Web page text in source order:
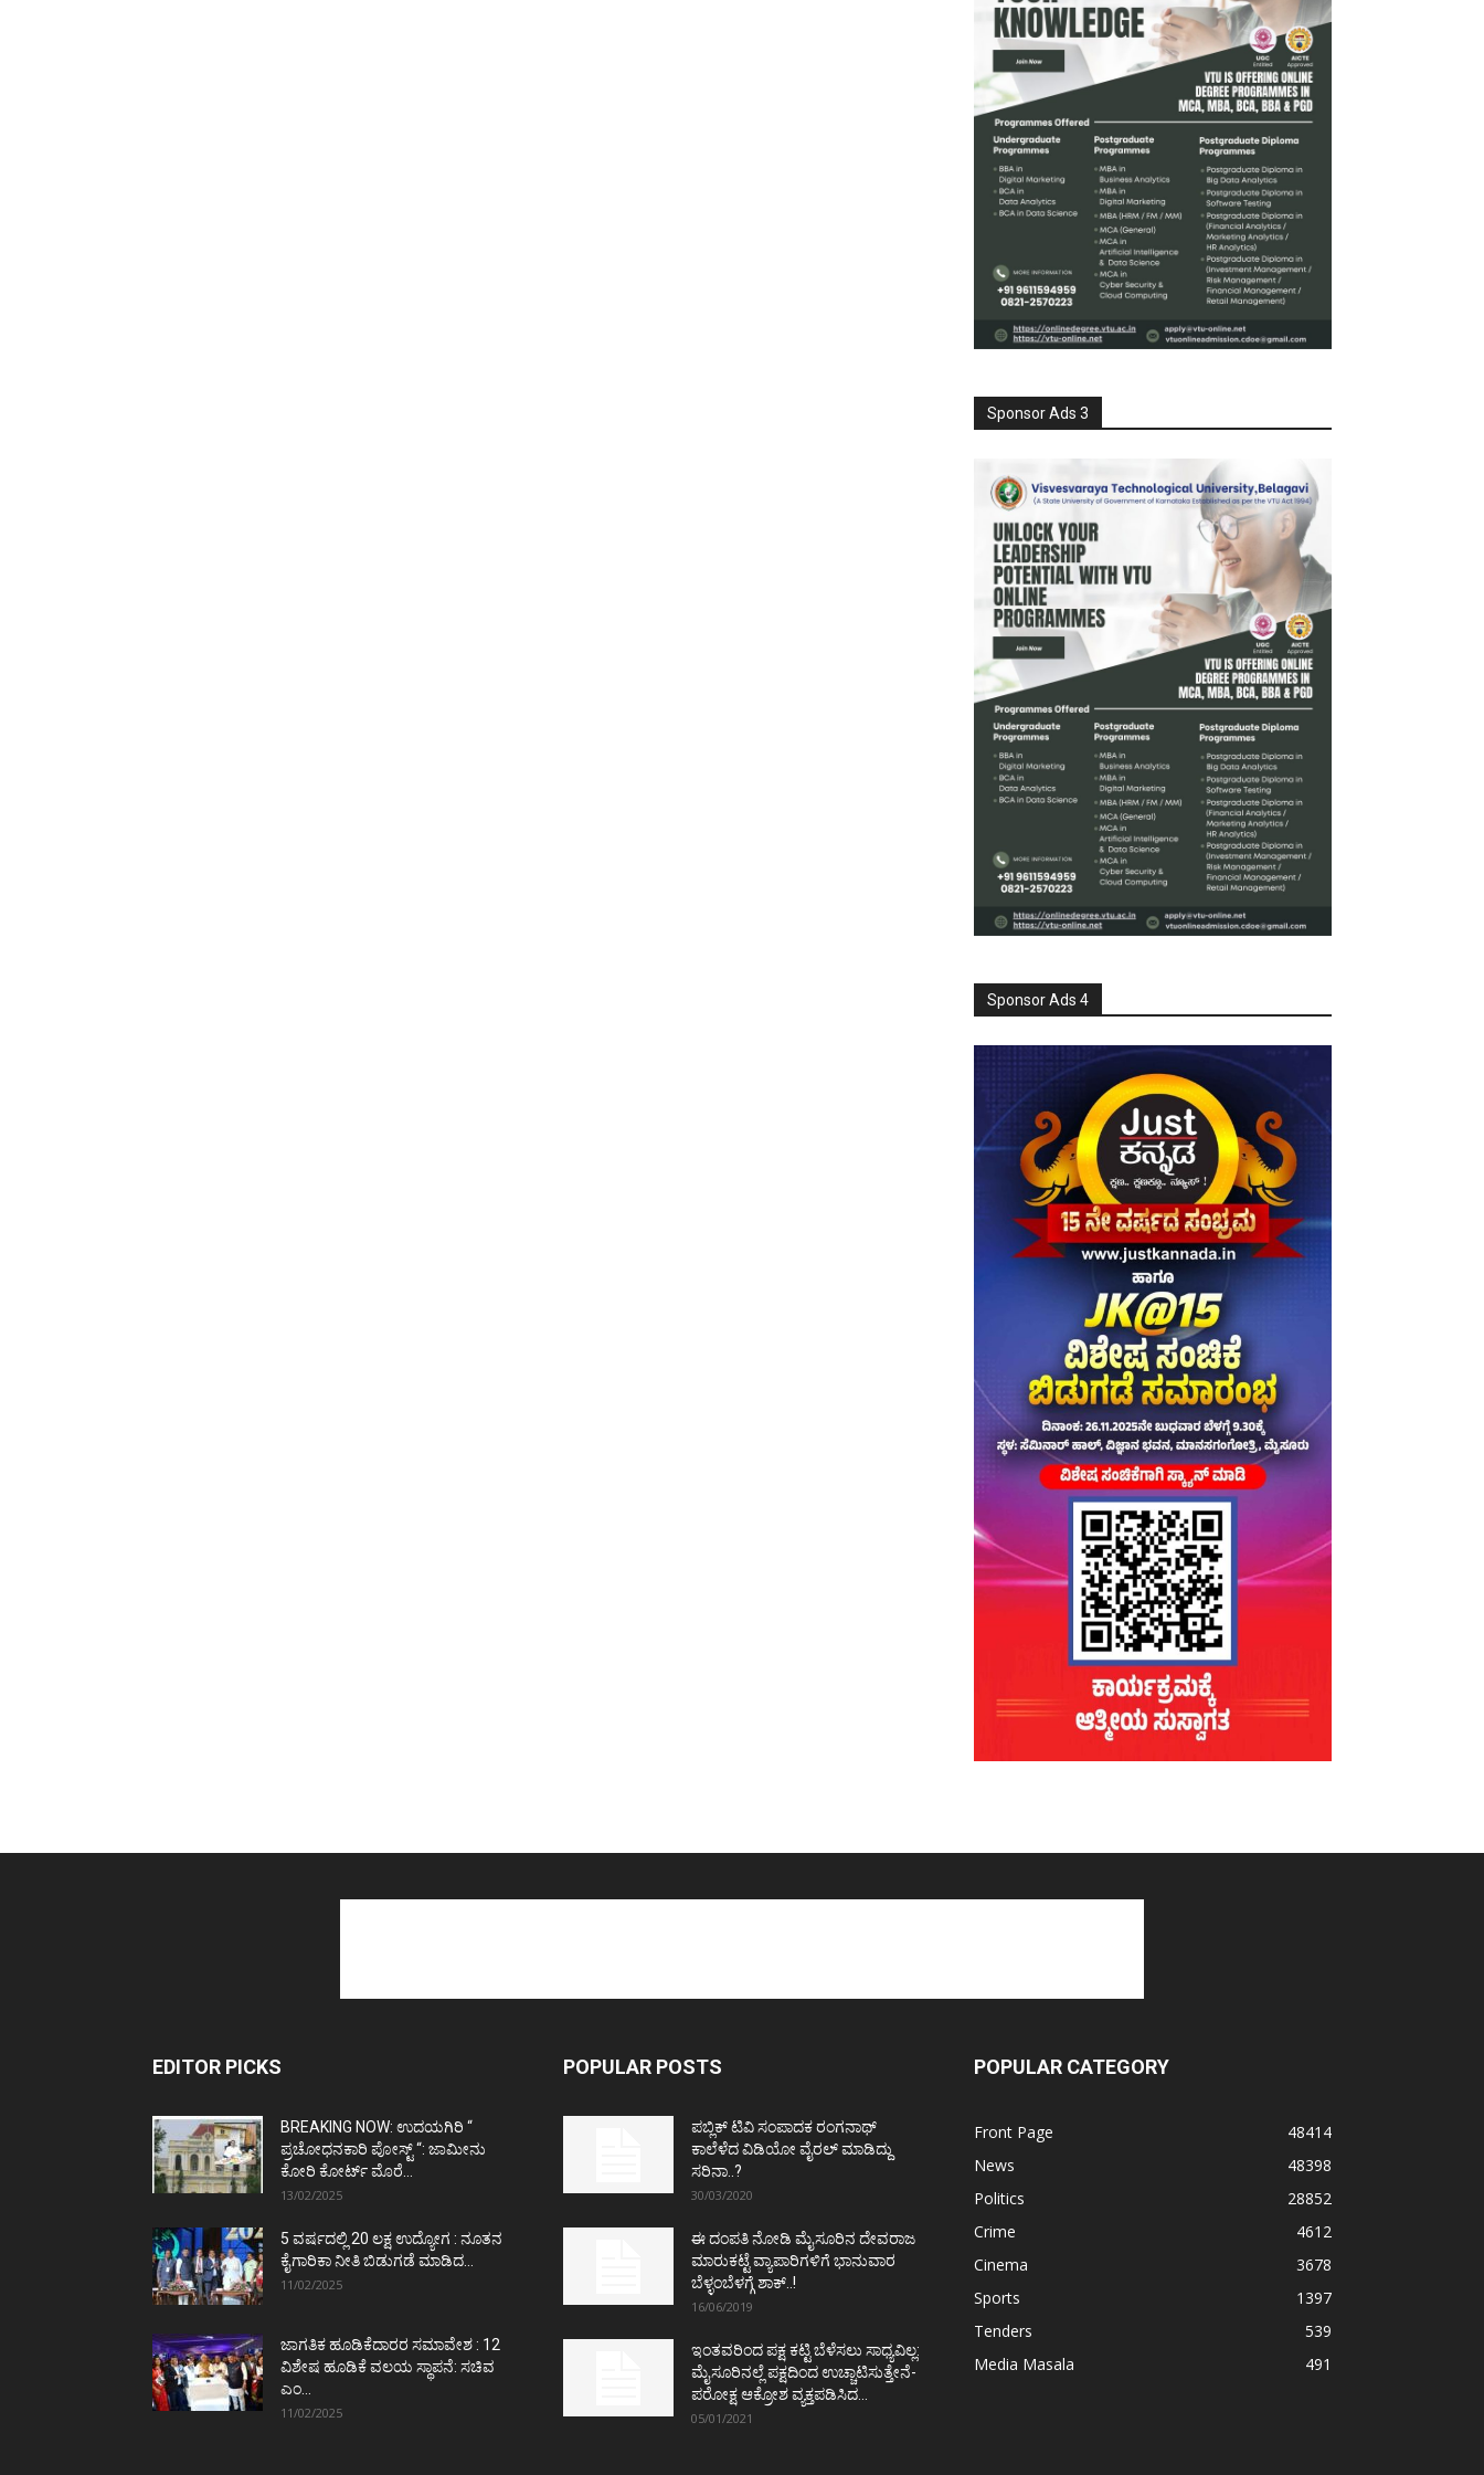
Sponsor Ads 3
Sponsor Ads 4
EDITOR PICKS
BREAKING NOW: ಉದಯಗಿರಿ “
ಪ್ರಚೋಧನಕಾರಿ ಪೋಸ್ಟ್‌ “: ಜಾಮೀನು
ಕೋರಿ ಕೋರ್ಟ್‌ ಮೊರೆ...
13/02/2025
5 ವರ್ಷದಲ್ಲಿ 20 ಲಕ್ಷ ಉದ್ಯೋಗ : ನೂತನ
ಕೈಗಾರಿಕಾ ನೀತಿ ಬಿಡುಗಡೆ ಮಾಡಿದ...
11/02/2025
ಜಾಗತಿಕ ಹೂಡಿಕೆದಾರರ ಸಮಾವೇಶ : 12
ವಿಶೇಷ ಹೂಡಿಕೆ ವಲಯ ಸ್ಥಾಪನೆ: ಸಚಿವ
ಎಂ...
11/02/2025
POPULAR POSTS
ಪಬ್ಲಿಕ್ ಟಿವಿ ಸಂಪಾದಕ ರಂಗನಾಥ್
ಕಾಲೆಳೆದ ವಿಡಿಯೋ ವೈರಲ್ ಮಾಡಿದ್ದು
ಸರಿನಾ..?
30/03/2020
ಈ ದಂಪತಿ ನೋಡಿ ಮೈಸೂರಿನ ದೇವರಾಜ
ಮಾರುಕಟ್ಟೆ ವ್ಯಾಪಾರಿಗಳಿಗೆ ಭಾನುವಾರ
ಬೆಳ್ಳಂಬೆಳಗ್ಗೆ ಶಾಕ್..!
16/06/2019
ಇಂತವರಿಂದ ಪಕ್ಷ ಕಟ್ಟಿ ಬೆಳೆಸಲು ಸಾಧ್ಯವಿಲ್ಲ:
ಮೈಸೂರಿನಲ್ಲೆ ಪಕ್ಷದಿಂದ ಉಚ್ಚಾಟಿಸುತ್ತೇನೆ-
ಪರೋಕ್ಷ ಆಕ್ರೋಶ ವ್ಯಕ್ತಪಡಿಸಿದ...
05/01/2021
POPULAR CATEGORY
Front Page
48414
News
48398
Politics
28852
Crime
4612
Cinema
3678
Sports
1397
Tenders
539
Media Masala
491